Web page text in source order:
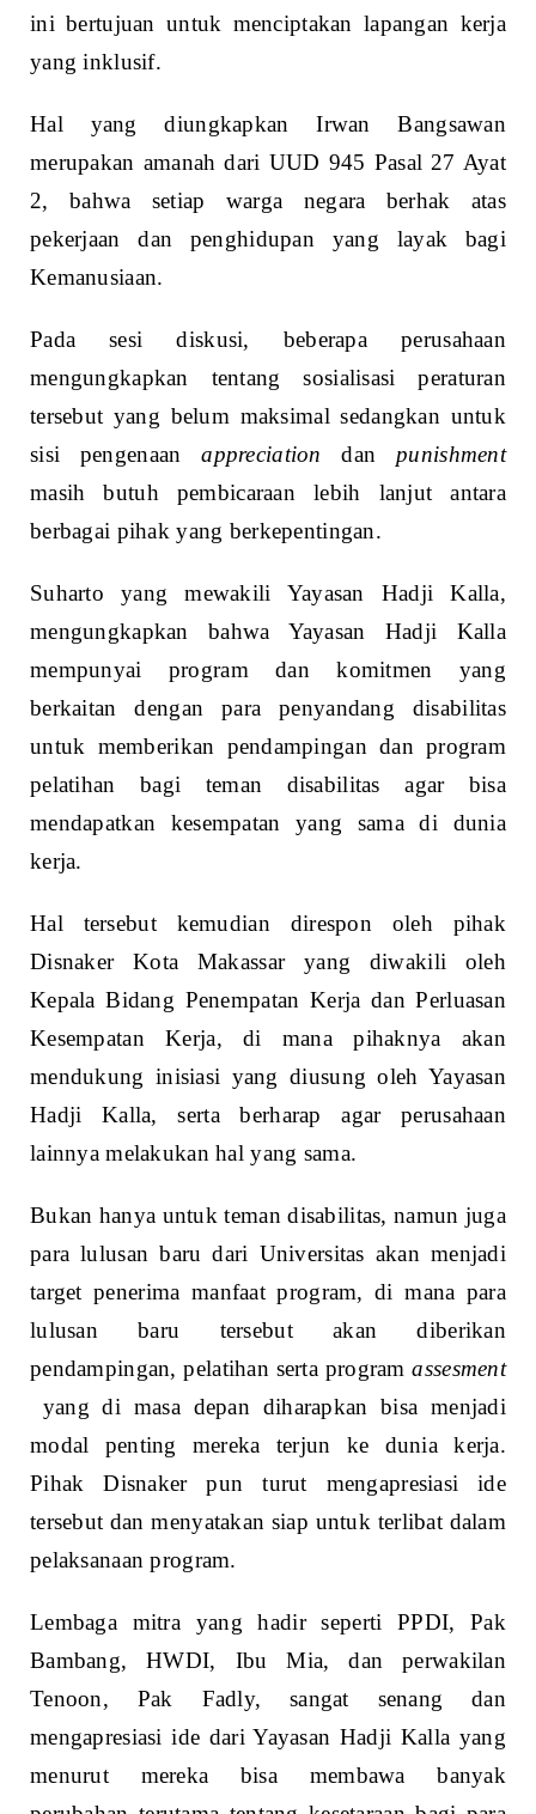
ini bertujuan untuk menciptakan lapangan kerja
yang inklusif.
Hal yang diungkapkan Irwan Bangsawan
merupakan amanah dari UUD 945 Pasal 27 Ayat
2, bahwa setiap warga negara berhak atas
pekerjaan dan penghidupan yang layak bagi
Kemanusiaan.
Pada sesi diskusi, beberapa perusahaan
mengungkapkan tentang sosialisasi peraturan
tersebut yang belum maksimal sedangkan untuk
sisi pengenaanappreciation danpunishment
masih butuh pembicaraan lebih lanjut antara
berbagai pihak yang berkepentingan.
Suharto yang mewakili Yayasan Hadji Kalla,
mengungkapkan bahwa Yayasan Hadji Kalla
mempunyai program dan komitmen yang
berkaitan dengan para penyandang disabilitas
untuk memberikan pendampingan dan program
pelatihan bagi teman disabilitas agar bisa
mendapatkan kesempatan yang sama di dunia
kerja.
Hal tersebut kemudian direspon oleh pihak
Disnaker Kota Makassar yang diwakili oleh
Kepala Bidang Penempatan Kerja dan Perluasan
Kesempatan Kerja, di mana pihaknya akan
mendukung inisiasi yang diusung oleh Yayasan
Hadji Kalla, serta berharap agar perusahaan
lainnya melakukan hal yang sama.
Bukan hanya untuk teman disabilitas, namun juga
para lulusan baru dari Universitas akan menjadi
target penerima manfaat program, di mana para
lulusan baru tersebut akan diberikan
pendampingan, pelatihan serta programassesment
yang di masa depan diharapkan bisa menjadi
modal penting mereka terjun ke dunia kerja.
Pihak Disnaker pun turut mengapresiasi ide
tersebut dan menyatakan siap untuk terlibat dalam
pelaksanaan program.
Lembaga mitra yang hadir seperti PPDI, Pak
Bambang, HWDI, Ibu Mia, dan perwakilan
Tenoon, Pak Fadly, sangat senang dan
mengapresiasi ide dari Yayasan Hadji Kalla yang
menurut mereka bisa membawa banyak